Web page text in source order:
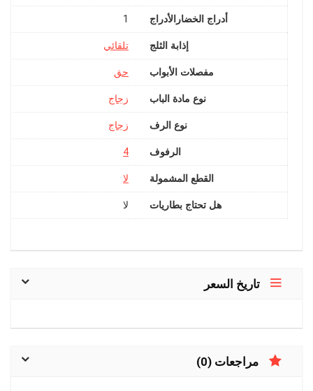
أدراج الخضارالأدراج ‎1
إذابة الثلج
مفصلات الأبواب
نوع مادة الباب
نوع الرف
الرفوف 4
القطع المشمولة
هل تحتاج بطاريات
تاريخ السعر
مراجعات (0)